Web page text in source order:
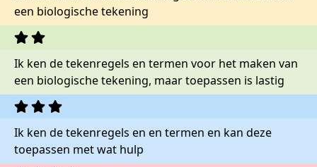
een biologische tekening
Ik ken de tekenregels en termen voor het maken van
een biologische tekening, maar toepassen is lastig
Ik ken de tekenregels en en termen en kan deze
toepassen met wat hulp